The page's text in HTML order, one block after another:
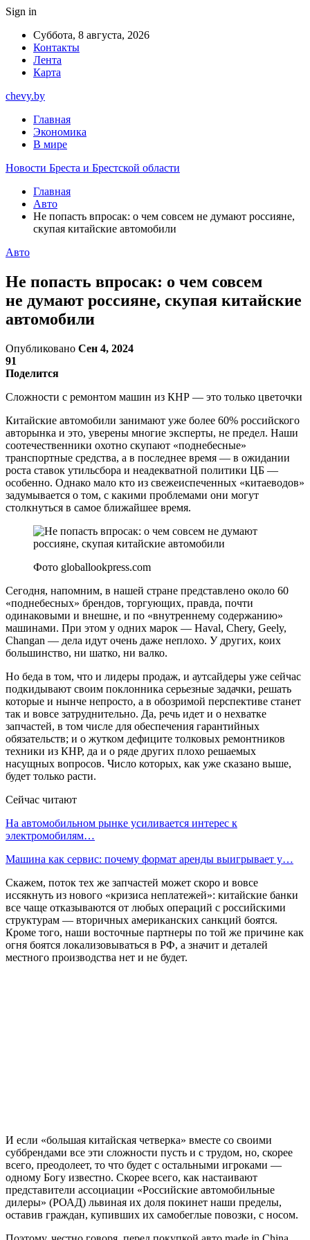
Sign in
Суббота, 8 августа, 2026
Контакты
Лента
Карта
chevy.by
Главная
Экономика
В мире
Новости Бреста и Брестской области
Главная
Авто
Не попасть впросак: о чем совсем не думают россияне,
скупая китайские автомобили
Авто
Не попасть впросак: о чем совсем
не думают россияне, скупая китайские
автомобили
Опубликовано Сен 4, 2024
91
Поделится
Сложности с ремонтом машин из КНР — это только цветочки
Китайские автомобили занимают уже более 60% российского
авторынка и это, уверены многие эксперты, не предел. Наши
соотечественники охотно скупают «поднебесные»
транспортные средства, а в последнее время — в ожидании
роста ставок утильсбора и неадекватной политики ЦБ —
особенно. Однако мало кто из свежеиспеченных «китаеводов»
задумывается о том, с какими проблемами они могут
столкнуться в самое ближайшее время.
Фото globallookpress.com
Сегодня, напомним, в нашей стране представлено около 60
«поднебесных» брендов, торгующих, правда, почти
одинаковыми и внешне, и по «внутреннему содержанию»
машинами. При этом у одних марок — Haval, Chery, Geely,
Changan — дела идут очень даже неплохо. У других, коих
большинство, ни шатко, ни валко.
Но беда в том, что и лидеры продаж, и аутсайдеры уже сейчас
подкидывают своим поклонника серьезные задачки, решать
которые и нынче непросто, а в обозримой перспективе станет
так и вовсе затруднительно. Да, речь идет и о нехватке
запчастей, в том числе для обеспечения гарантийных
обязательств; и о жутком дефиците толковых ремонтников
техники из КНР, да и о ряде других плохо решаемых
насущных вопросов. Число которых, как уже сказано выше,
будет только расти.
Сейчас читают
На автомобильном рынке усиливается интерес к
электромобилям…
Машина как сервис: почему формат аренды выигрывает у…
Скажем, поток тех же запчастей может скоро и вовсе
иссякнуть из нового «кризиса неплатежей»: китайские банки
все чаще отказываются от любых операций с российскими
структурам — вторичных американских санкций боятся.
Кроме того, наши восточные партнеры по той же причине как
огня боятся локализовываться в РФ, а значит и деталей
местного производства нет и не будет.
И если «большая китайская четверка» вместе со своими
суббрендами все эти сложности пусть и с трудом, но, скорее
всего, преодолеет, то что будет с остальными игроками —
одному Богу известно. Скорее всего, как настаивают
представители ассоциации «Российские автомобильные
дилеры» (РОАД) львиная их доля покинет наши пределы,
оставив граждан, купивших их самобеглые повозки, с носом.